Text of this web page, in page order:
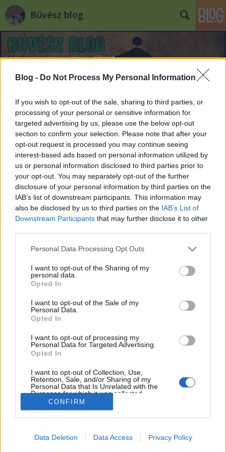
Blog - Do Not Process My Personal Information
If you wish to opt-out of the sale, sharing to third parties, or
processing of your personal or sensitive information for
targeted advertising by us, please use the below opt-out
section to confirm your selection. Please note that after your
opt-out request is processed you may continue seeing
interest-based ads based on personal information utilized by
us or personal information disclosed to third parties prior to
your opt-out. You may separately opt-out of the further
disclosure of your personal information by third parties on the
IAB’s list of downstream participants. This information may
also be disclosed by us to third parties on the IAB’s List of
Downstream Participants that may further disclose it to other
Please note that this website/app uses one or more Google
not limited to your visit or usage behaviour. You may click to
grant or deny consent to Google and its third-party tags to
use your data for below specified purposes in below Google
consent section.
Personal Data Processing Opt Outs
I want to opt-out of the Sharing of my
personal data.
Opted In
I want to opt-out of the Sale of my
Personal Data.
Opted In
I want to opt-out of processing my
Personal Data for Targeted Advertising.
Opted In
I want to opt-out of Collection, Use,
Retention, Sale, and/or Sharing of my
Personal Data that Is Unrelated with the
Purposes for which it was collected.
Opted Out
I want to allow Google to enable storage
CONFIRM
Data Deletion Data Access Privacy Policy
Bűvész blog
Nevezz az október 24-25-i Corodini
Kupára!
Kelle Botond•2009. szeptember 05.
Kedves Versenyzők és Érdeklődők! Lehet nevezni az
október 24-25 között megrendezésre kerülő Corodini
Kupára. Mivel korlátozott idő áll rendelkezésre a
verseny lebonyolítására, ezért maximum 20
versenyző számára lesz lehetőség, hogy bemutassa
Megjelent Sófalvi Márton ebookja a
Nexus
Kelle Botond•2009. szeptember 01.
Már több rangos bűvészbolt árulja Sófalvi Márton új
ebookját (többek között a magicshop.co.uk) és mától
a Figaro Bűvészboltban is lehet kapni, méghozzá
nyomtatott formában. A füzet olyan mentál
mutatványokat tartalmaz, amik nem igényelnek
drága kellékeket, hanem a jól…